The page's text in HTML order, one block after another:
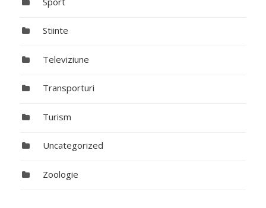
Stiinte
Televiziune
Transporturi
Turism
Uncategorized
Zoologie